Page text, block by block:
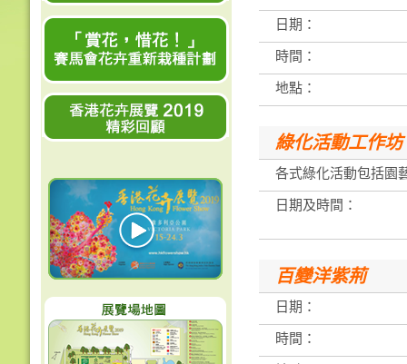
日期：
時間：
地點：
綠化活動工作坊
各式綠化活動包括園
日期及時間：
百變洋紫荊
日期：
時間：